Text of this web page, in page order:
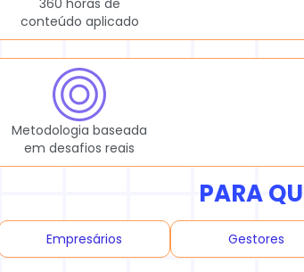
360 horas de
conteúdo aplicado
Metodologia baseada
em desafios reais
PARA
Empresários Gestores